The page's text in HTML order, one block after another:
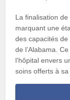
La finalisation
marquant une
des capacités
de l’Alabama.
l’hôpital envers
soins offerts à